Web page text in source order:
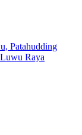
Patahudding
Raya